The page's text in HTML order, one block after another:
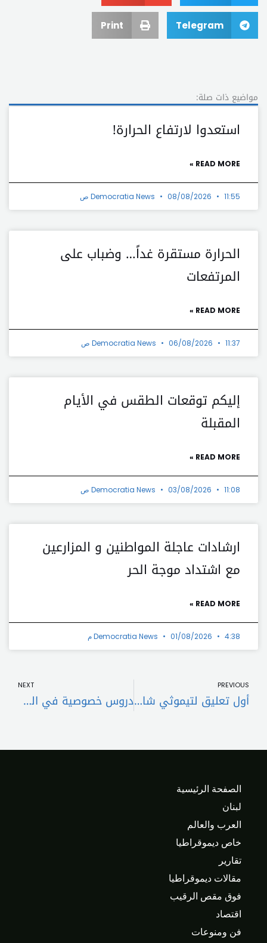
Telegram
Print
مواضيع ذات صلة:
استعدوا لارتفاع الحرارة!
READ MORE »
Democratia News 08/08/2026 11:55 ص
الحرارة مستقرة غداً… وضباب على
المرتفعات
READ MORE »
Democratia News 06/08/2026 11:37 ص
إليكم توقعات الطقس في الأيام
المقبلة
READ MORE »
Democratia News 03/08/2026 11:08 ص
ارشادات عاجلة المواطنين و المزارعين
مع اشتداد موجة الحر
READ MORE »
Democratia News 01/08/2026 4:38 م
PREVIOUS
أول تعليق لتيموثي شالاميت وسيلينا غوميز حول حديث الأخيرة بالسوء عن كايلي جينر
NEXT
دروس خصوصية في الموسيقى لدى ” مركز صوفيا” – طرابلس
الصفحة الرئيسية
لبنان
العرب والعالم
خاص ديموقراطيا
تقارير
مقالات ديموقراطيا
فوق مقص الرقيب
اقتصاد
فن ومنوعات